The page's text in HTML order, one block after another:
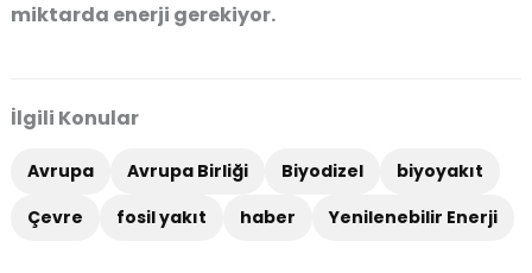
miktarda enerji gerekiyor.
İlgili Konular
Avrupa Avrupa Birliği Biyodizel
biyoyakıt
Çevre
fosil yakıt haber Yenilenebilir Enerji